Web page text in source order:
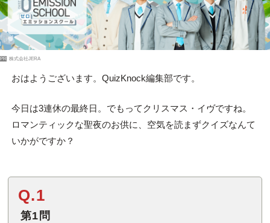
PR 株式会社JERA
おはようございます。QuizKnock編集部です。
今日は3連休の最終日。でもってクリスマス・イヴですね。
ロマンティックな聖夜のお供に、空気を読まずクイズなんて
いかがですか？
Q.1
第1問